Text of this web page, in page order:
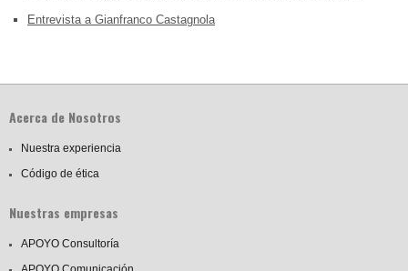
Entrevista a Gianfranco Castagnola
Acerca de Nosotros
Nuestra experiencia
Código de ética
Nuestras empresas
APOYO Consultoría